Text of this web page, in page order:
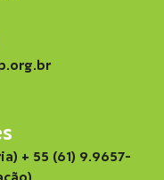
+ 55 (61) 9.9657-